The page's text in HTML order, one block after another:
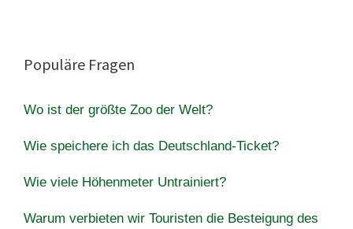
Populäre Fragen
Wo ist der größte Zoo der Welt?
Wie speichere ich das Deutschland-Ticket?
Wie viele Höhenmeter Untrainiert?
Warum verbieten wir Touristen die Besteigung des